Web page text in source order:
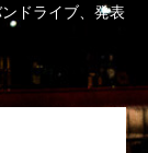
ドライブ、発表